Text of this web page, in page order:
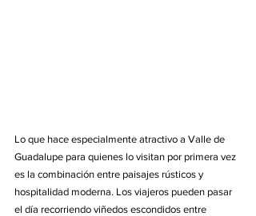
Lo que hace especialmente atractivo a Valle de
Guadalupe para quienes lo visitan por primera vez
es la combinación entre paisajes rústicos y
hospitalidad moderna. Los viajeros pueden pasar
el día recorriendo viñedos escondidos entre